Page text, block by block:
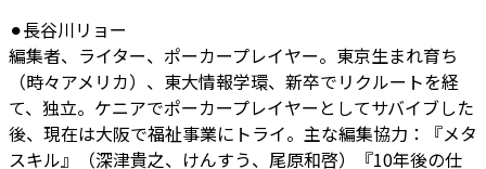
⚫︎長谷川リョー
編集者、ライター、ポーカープレイヤー。東京生まれ育ち
（時々アメリカ）、東大情報学環、新卒でリクルートを経
て、独立。ケニアでポーカープレイヤーとしてサバイブした
後、現在は大阪で福祉事業にトライ。主な編集協力：『メタ
スキル』（深津貴之、けんすう、尾原和啓）『10年後の仕